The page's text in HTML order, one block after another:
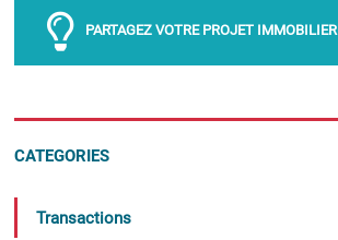
PARTAGEZ VOTRE PROJET IMMOBILIER
CATEGORIES
Transactions